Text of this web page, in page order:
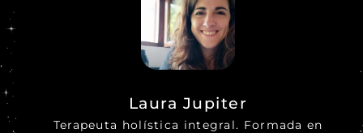
Laura Jupiter
Terapeuta holística integral. Formada en